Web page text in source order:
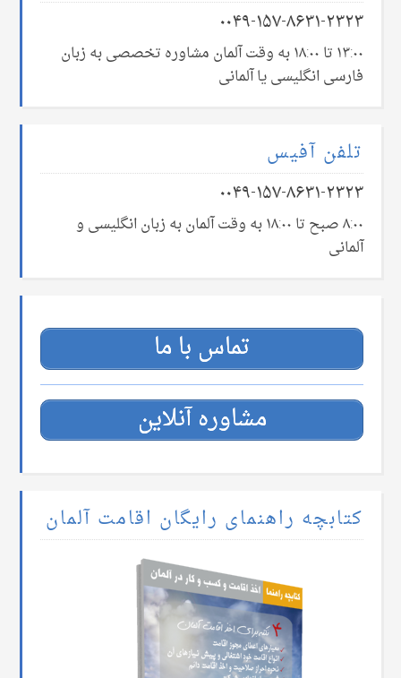
۰۰۴۹-۱۵۷-۸۶۳۱-۲۳۲۳
۱۳:۰۰ تا ۱۸:۰۰ به وقت آلمان مشاوره تخصصی به زبان
فارسی انگلیسی یا آلمانی
تلفن آفیس
۰۰۴۹-۱۵۷-۸۶۳۱-۲۳۲۳
۸:۰۰ صبح تا ۱۸:۰۰ به وقت آلمان به زبان انگلیسی و
آلمانی
تماس با ما
مشاوره آنلاین
کتابچه راهنمای رایگان اقامت آلمان